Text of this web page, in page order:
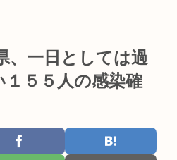
、一日としては過
５５人の感染確